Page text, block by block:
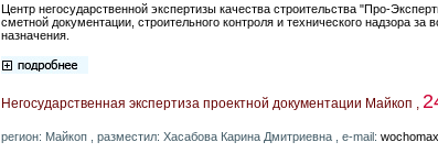
Центр негосударственной экспертизы качества строительства "Про-
сметной документации, строительного контроля и технического надзора
назначения.
Негосударственная экспертиза проектной документации Майкоп ,
регион: Майкоп , разместил: Хасабова Карина Дмитриевна , e-mail: